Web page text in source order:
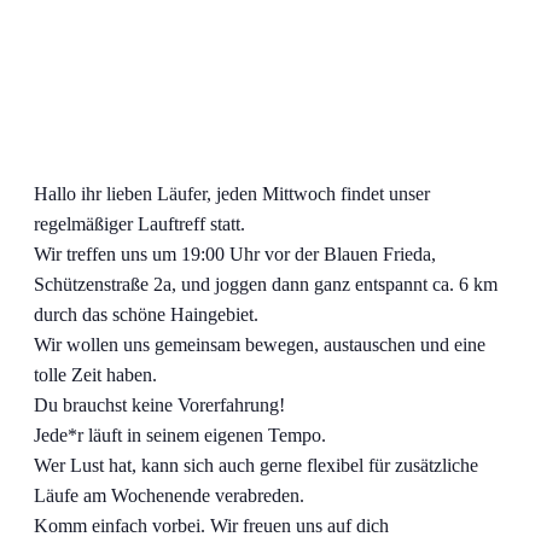
Hallo ihr lieben Läufer, jeden Mittwoch findet unser
regelmäßiger Lauftreff statt.
Wir treffen uns um 19:00 Uhr vor der Blauen Frieda,
Schützenstraße 2a, und joggen dann ganz entspannt ca. 6 km
durch das schöne Haingebiet.
Wir wollen uns gemeinsam bewegen, austauschen und eine
tolle Zeit haben.
Du brauchst keine Vorerfahrung!
Jede*r läuft in seinem eigenen Tempo.
Wer Lust hat, kann sich auch gerne flexibel für zusätzliche
Läufe am Wochenende verabreden.
Komm einfach vorbei. Wir freuen uns auf dich